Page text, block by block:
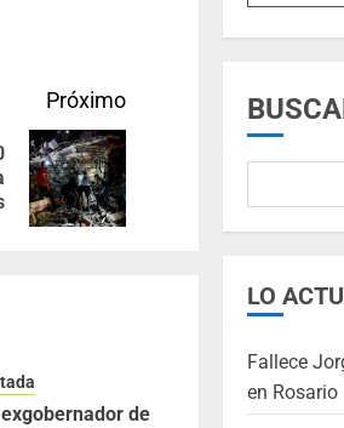
Próximo
de
LO
Fallece
en Rosario